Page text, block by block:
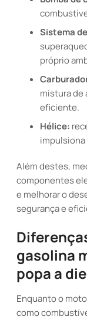
Sistema
próprio
mistura de
eficiente.
Hélice:
impulsiona
Além destes,
componentes
e melhorar o
segurança e
gasolina
popa a
Enquanto o
como